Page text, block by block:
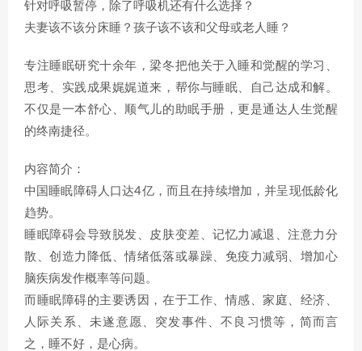
针对呼吸暂停，除了呼吸机还有什么选择？
夫妻该不该分床睡？孩子该不该和父母或老人睡？
专注睡眠研究十余年，梁冬把他关于入睡和觉醒的学习、
思考、实践成果娓娓道来，帮你与睡眠、自己达成和解。
不仅是一本舒心、顺气儿的助眠手册，更是通达人生觉醒
的终南捷径。
内容简介：
中国睡眠障碍人口达4亿，而且在持续增加，并呈现低龄化
趋势。
睡眠障碍会导致脱发、皮肤变差、记忆力减退、注意力分
散、创造力降低、情绪低落或暴躁、免疫力减弱、增加心
脑疾病发作概率等问题。
而睡眠障碍的主要诱因，在于工作、情感、家庭、经济、
人际关系、未遂意愿、突发事件、不良习惯等，简而言
之，睡不好，是心病。